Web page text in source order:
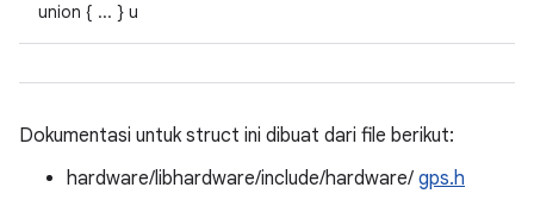
union { ... } u
Dokumentasi untuk struct ini dibuat dari file berikut:
hardware/libhardware/include/hardware/ gps.h